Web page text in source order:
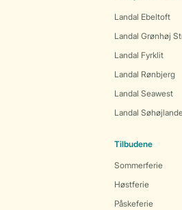
Landal Ebeltoft
Landal Grønhøj
Landal Fyrklit
Landal Rønbjerg
Landal Seawest
Landal
Tilbudene
Sommerferie
Høstferie
Påskeferie